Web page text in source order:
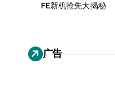
FE新机抢先大揭秘
广告